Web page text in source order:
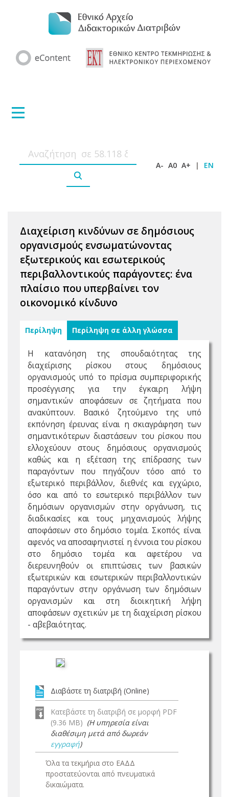
A- A0 A+ | EN
Διαχείριση κινδύνων σε δημόσιους
οργανισμούς ενσωματώνοντας
εξωτερικούς και εσωτερικούς
περιβαλλοντικούς παράγοντες: ένα
πλαίσιο που υπερβαίνει τον
οικονομικό κίνδυνο
Περίληψη Περίληψη σε άλλη γλώσσα
Η κατανόηση της σπουδαιότητας της
διαχείρισης ρίσκου στους δημόσιους
οργανισμούς υπό το πρίσμα συμπεριφορικής
προσέγγισης για την έγκαιρη λήψη
σημαντικών αποφάσεων σε ζητήματα που
ανακύπτουν. Βασικό ζητούμενο της υπό
εκπόνηση έρευνας είναι η σκιαγράφηση των
σημαντικότερων διαστάσεων του ρίσκου που
ελλοχεύουν στους δημόσιους οργανισμούς
καθώς και η εξέταση της επίδρασης των
παραγόντων που πηγάζουν τόσο από το
εξωτερικό περιβάλλον, διεθνές και εγχώριο,
όσο και από το εσωτερικό περιβάλλον των
δημόσιων οργανισμών στην οργάνωση, τις
διαδικασίες και τους μηχανισμούς λήψης
αποφάσεων στο δημόσιο τομέα. Σκοπός είναι
αφενός να αποσαφηνιστεί η έννοια του ρίσκου
στο δημόσιο τομέα και αφετέρου να
διερευνηθούν οι επιπτώσεις των βασικών
εξωτερικών και εσωτερικών περιβαλλοντικών
παραγόντων στην οργάνωση των δημόσιων
οργανισμών και στη διοικητική λήψη
αποφάσεων σχετικών με τη διαχείριση ρίσκου
- αβεβαιότητας.
Διαβάστε τη διατριβή (Online)
Κατεβάστε τη διατριβή σε μορφή PDF
(9.36 MB) (Η υπηρεσία είναι
διαθέσιμη μετά από δωρεάν
εγγραφή)
Όλα τα τεκμήρια στο ΕΑΔΔ
προστατεύονται από πνευματικά
δικαιώματα.